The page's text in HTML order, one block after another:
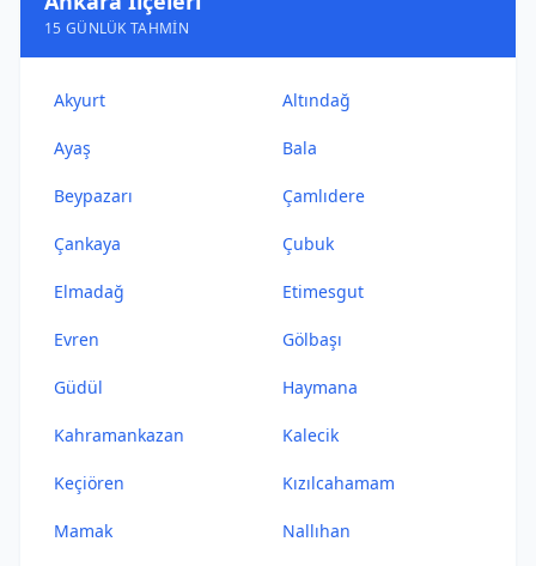
15 GÜNLÜK TAHMIN
Akyurt Altındağ
Ayaş Bala
Beypazarı Çamlıdere
Çankaya Çubuk
Elmadağ Etimesgut
Evren Gölbaşı
Güdül Haymana
Kahramankazan Kalecik
Keçiören Kızılcahamam
Mamak Nallıhan